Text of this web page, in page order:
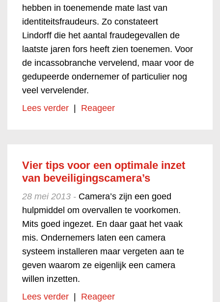
hebben in toenemende mate last van
identiteitsfraudeurs. Zo constateert
Lindorff die het aantal fraudegevallen de
laatste jaren fors heeft zien toenemen. Voor
de incassobranche vervelend, maar voor de
gedupeerde ondernemer of particulier nog
veel vervelender.
Lees verder
Reageer
Vier tips voor een optimale inzet
van beveiligingscamera’s
28 mei 2013 - Camera’s zijn een goed
hulpmiddel om overvallen te voorkomen.
Mits goed ingezet. En daar gaat het vaak
mis. Ondernemers laten een camera
systeem installeren maar vergeten aan te
geven waarom ze eigenlijk een camera
willen inzetten.
Lees verder
Reageer